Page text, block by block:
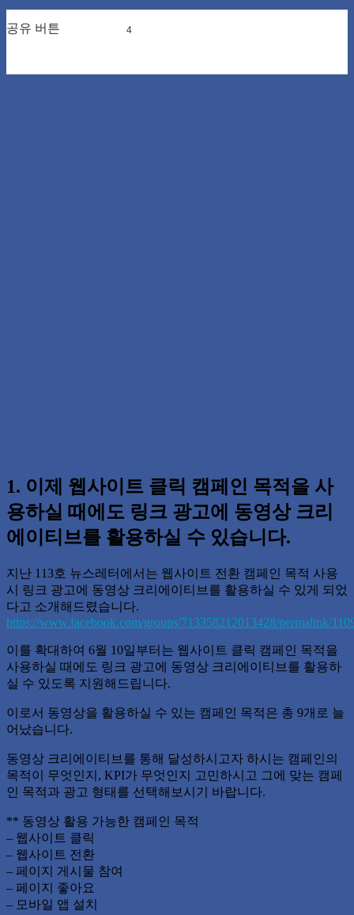
공유 버튼 4
1. 이제 웹사이트 클릭 캠페인 목적을 사
용하실 때에도 링크 광고에 동영상 크리
에이티브를 활용하실 수 있습니다.
지난 113호 뉴스레터에서는 웹사이트 전환 캠페인 목적 사용
시 링크 광고에 동영상 크리에이티브를 활용하실 수 있게 되었
다고 소개해드렸습니다.
https://www.facebook.com/groups/713358212013428/permalink/
이를 확대하여 6월 10일부터는 웹사이트 클릭 캠페인 목적을
사용하실 때에도 링크 광고에 동영상 크리에이티브를 활용하
실 수 있도록 지원해드립니다.
이로서 동영상을 활용하실 수 있는 캠페인 목적은 총 9개로 늘
어났습니다.
동영상 크리에이티브를 통해 달성하시고자 하시는 캠페인의
목적이 무엇인지, KPI가 무엇인지 고민하시고 그에 맞는 캠페
인 목적과 광고 형태를 선택해보시기 바랍니다.
** 동영상 활용 가능한 캠페인 목적
– 웹사이트 클릭
– 웹사이트 전환
– 페이지 게시물 참여
– 페이지 좋아요
– 모바일 앱 설치